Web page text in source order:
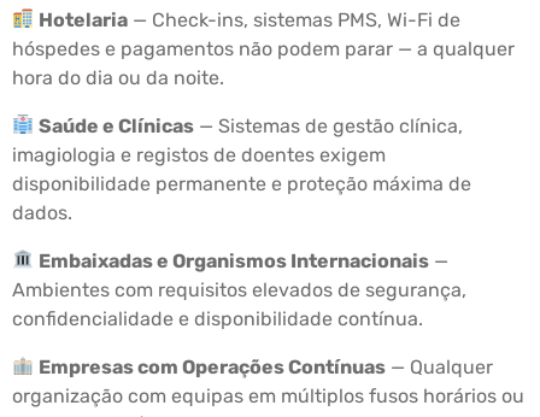
Hotelaria — Check-ins, sistemas PMS, Wi-Fi de
hóspedes e pagamentos não podem parar — a qualquer
hora do dia ou da noite.
Saúde e Clínicas — Sistemas de gestão clínica,
imagiologia e registos de doentes exigem
disponibilidade permanente e proteção máxima de
dados.
Embaixadas e Organismos Internacionais —
Ambientes com requisitos elevados de segurança,
confidencialidade e disponibilidade contínua.
Empresas com Operações Contínuas — Qualquer
organização com equipas em múltiplos fusos horários ou